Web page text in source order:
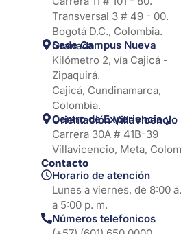
Transversal 3 # 49 - 00.
Bogotá D.C., Colombia.
Sede Campus Nueva Granada
Kilómetro 2, vía Cajicá -
Zipaquirá.
Cajicá, Cundinamarca,
Colombia.
Centro de Experiencia y Orientación Villavicencio
Carrera 30A # 41B-39
Villavicencio, Meta,
Contacto
Horario de atención
Lunes a viernes, de 8:00
a 5:00 p. m.
Números telefonicos